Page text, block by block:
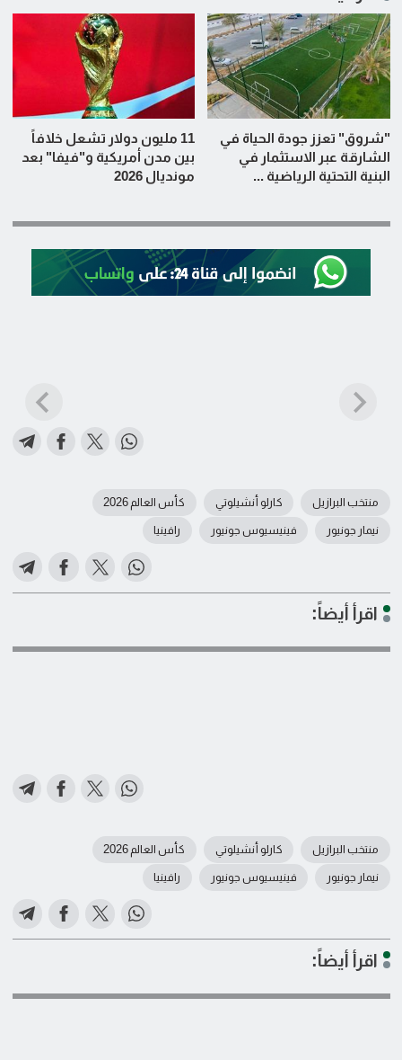
"شروق" تعزز جودة الحياة في
الشارقة عبر الاستثمار في
البنية التحتية الرياضية ...
11 مليون دولار تشعل خلافاً
بين مدن أمريكية و"فيفا" بعد
مونديال 2026
منتخب البرازيل كارلو أنشيلوتي كأس العالم 2026
نيمار جونيور فينيسيوس جونيور رافينيا
اقرأ أيضاً:
منتخب البرازيل كارلو أنشيلوتي كأس العالم 2026
نيمار جونيور فينيسيوس جونيور رافينيا
اقرأ أيضاً: